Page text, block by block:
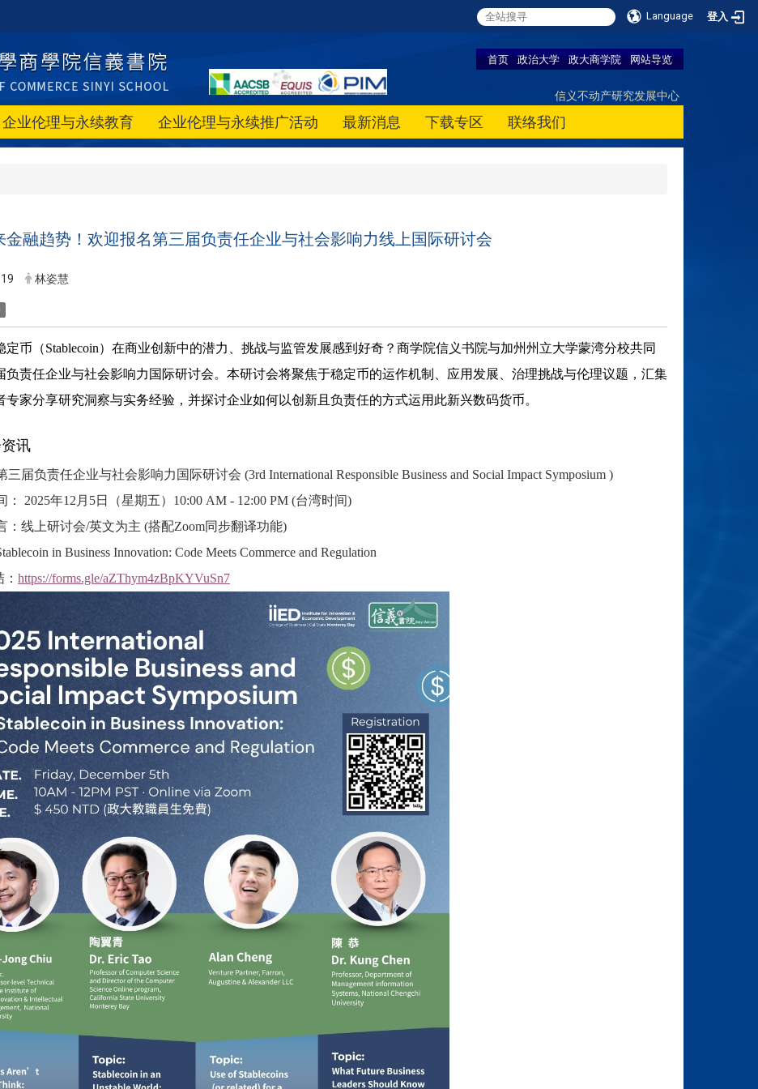
Language 登入
首页 政治大学 政大商学院 网站导览
信义不动产研究发展中心
企业伦理与永续教育 企业伦理与永续推广活动 最新消息 下载专区 联络我们
金融趋势！欢迎报名第三届负责任企业与社会影响力线上国际研讨会
林姿慧
定币（Stablecoin）在商业创新中的潜力、挑战与监管发展感到好奇？商学院信义书院与加州州立大学蒙湾分校共同
负责任企业与社会影响力国际研讨会。本研讨会将聚焦于稳定币的运作机制、应用发展、治理挑战与伦理议题，汇集
专家分享研究洞察与实务经验，并探讨企业如何以创新且负责任的方式运用此新兴数码货币。
讯
三届负责任企业与社会影响力国际研讨会 (3rd International Responsible Business and Social Impact Symposium )
： 2025年12 月 5日（星期五） 10:00 AM - 12:00 PM (台湾时间)
：线上研讨会/英文为主 (搭配Zoom同步翻译功能)
in Business Innovation: Code Meets Commerce and Regulation
https://forms.gle/aZThym4zBpKYVuSn7